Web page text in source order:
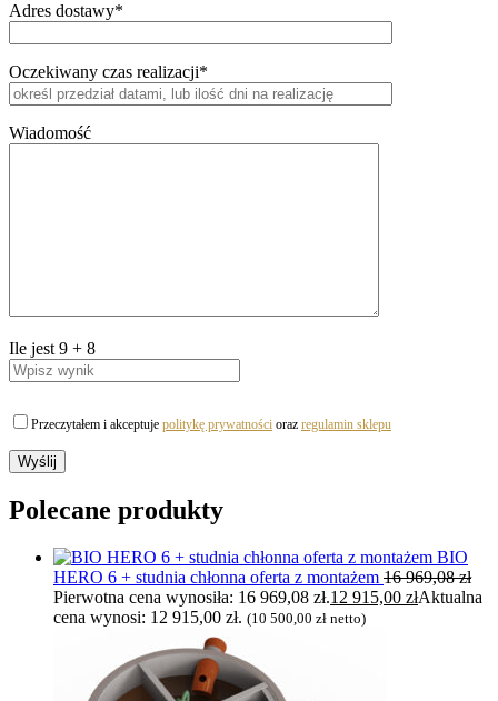
Adres dostawy*
Oczekiwany czas realizacji*
Wiadomość
Ile jest9 + 8
Przeczytałem i akceptuje politykę prywatności oraz regulamin sklepu
Polecane produkty
BIO
HERO 6 + studnia chłonna oferta z montażem 16 969,08zł
Pierwotna cena wynosiła: 16 969,08 zł.12 915,00 złAktualna
cena wynosi: 12 915,00 zł. (10 500,00 zł netto)